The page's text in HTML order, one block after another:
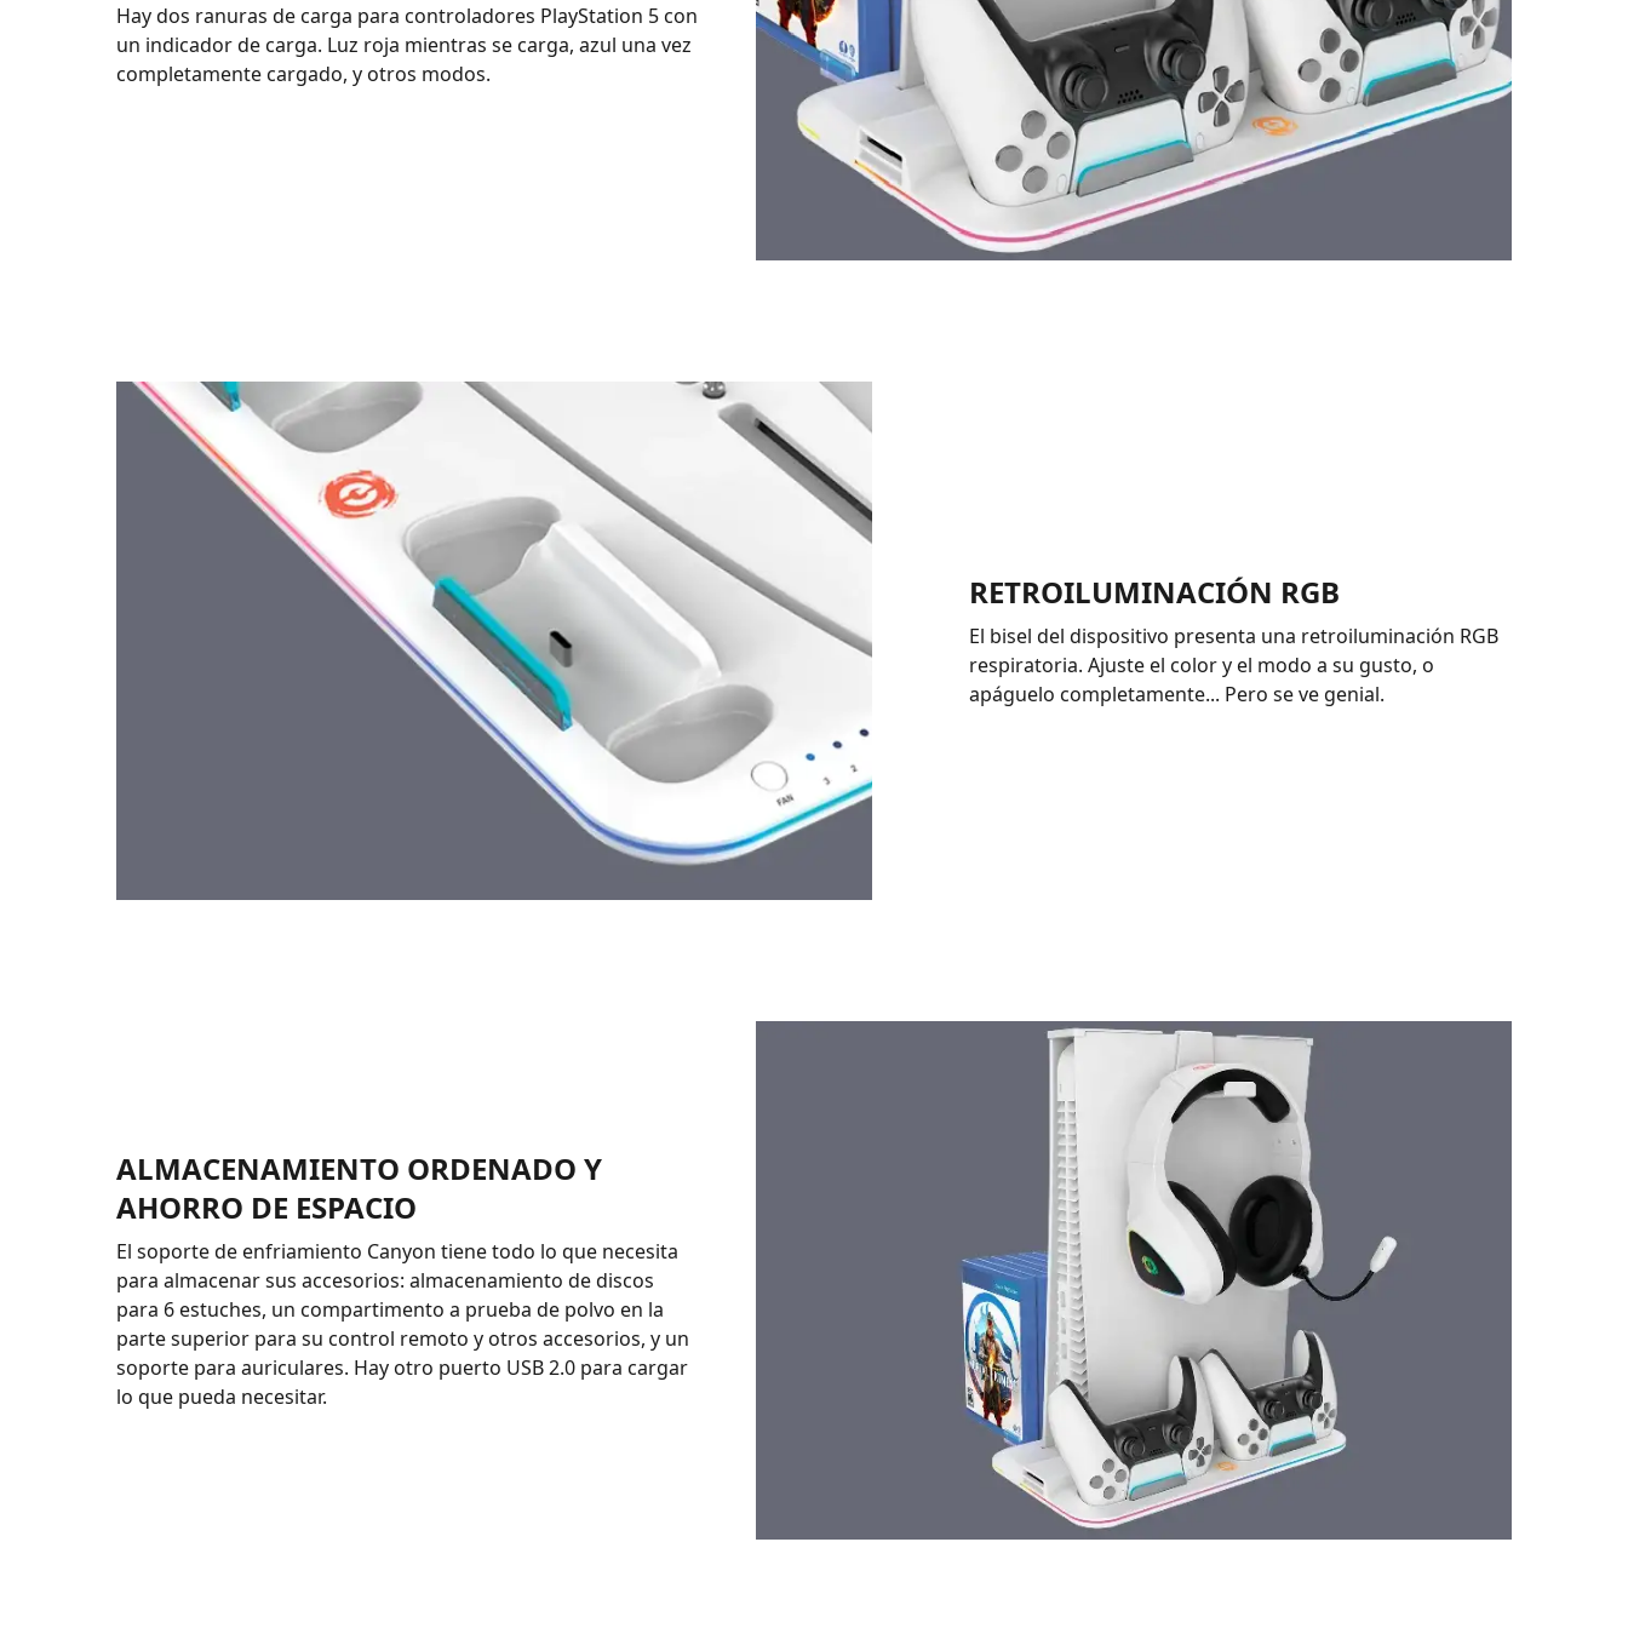
Hay dos ranuras de carga para controladores PlayStation 5 con
un indicador de carga. Luz roja mientras se carga, azul una vez
completamente cargado, y otros modos.
RETROILUMINACIÓN RGB
El bisel del dispositivo presenta una retroiluminación RGB
respiratoria. Ajuste el color y el modo a su gusto, o
apáguelo completamente... Pero se ve genial.
ALMACENAMIENTO ORDENADO Y
AHORRO DE ESPACIO
El soporte de enfriamiento Canyon tiene todo lo que necesita
para almacenar sus accesorios: almacenamiento de discos
para 6 estuches, un compartimento a prueba de polvo en la
parte superior para su control remoto y otros accesorios, y un
soporte para auriculares. Hay otro puerto USB 2.0 para cargar
lo que pueda necesitar.